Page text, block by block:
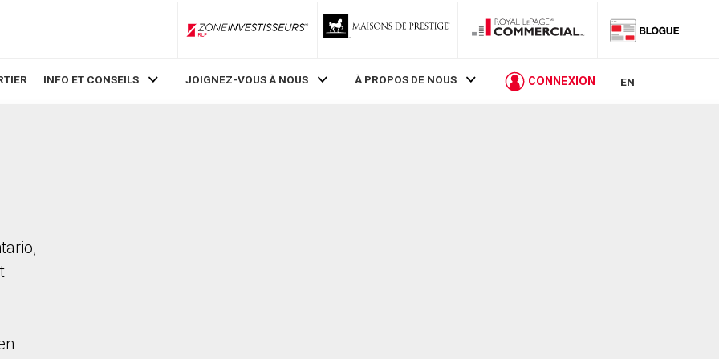
ZoneInvestisseurs RLP
INFO ET CONSEILS JOIGNEZ-VOUS À NOUS À PROPOS DE NOUS CONNEXION EN